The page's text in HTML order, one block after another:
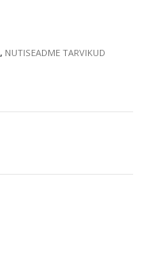
, NUTISEADME TARVIKUD